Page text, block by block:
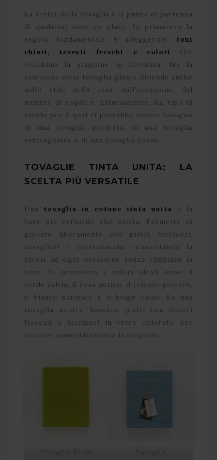
La scelta della tovaglia è il punto di partenza
di qualsiasi mise en place. In primavera la
regola fondamentale è alleggerire: toni
chiari, tessuti freschi e colori
che
evochino la stagione in fioritura. Ma la
selezione della tovaglia giusta dipende anche
dallo stile della casa, dall’occasione, dal
numero di ospiti e, naturalmente, dal tipo di
tavolo per il qual ci potrebbe essere bisogno
di una tovaglia quadrata, di una tovaglia
rettangolare o di una tovaglia tonda.
TOVAGLIE TINTA UNITA: LA
SCELTA PIÙ VERSATILE
Una tovaglia in cotone tinta unita è la
base più versatile che esista. Permette di
giocare liberamente con piatti, bicchieri,
tovaglioli e centrotavola, reinventando la
tavola ad ogni occasione senza cambiare la
base. In primavera i colori ideali sono il
verde salvia, il rosa antico, il celeste polvere,
il bianco naturale e il beige caldo. Su una
tovaglia neutra, bastano piatti con decori
floreali o bicchieri in vetro colorato per
evocare immediatamente la stagione.